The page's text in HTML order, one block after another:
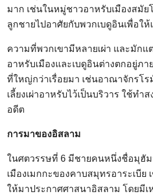
มาก เช่นในหมู่ชาวอาหรับเมืองสมั
ลูกชายไปอาศัยกับพวกเบดูอินเพื่อให้
ความที่พวกเขามีหลายเผ่า และมัก
อาหรับเมืองและเบดูอินต่างตกอยู่ภ
ที่ใหญ่กว่าเรื่อยมา เช่นอาณาจักรโร
เลี้ยงเผ่าอาหรับไว้เป็นบริวาร ใช้ท
อดีต
การมาของอิสลาม
ในศตวรรษที่ 6 มีชายคนหนึ่งชื่อมุฮั
เมืองเมกกะของคาบสมุทรอาระเบีย
ให้มาประกาศศาสนาอิสลาม โดยมี